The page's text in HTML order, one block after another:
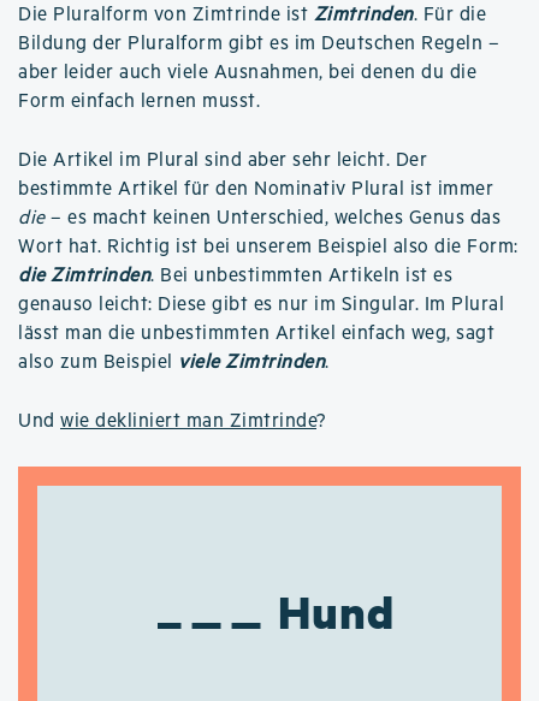
Die Pluralform von Zimtrinde ist Zimtrinden. Für die
Bildung der Pluralform gibt es im Deutschen Regeln –
aber leider auch viele Ausnahmen, bei denen du die
Form einfach lernen musst.
Die Artikel im Plural sind aber sehr leicht. Der
bestimmte Artikel für den Nominativ Plural ist immer
die– es macht keinen Unterschied, welches Genus das
Wort hat. Richtig ist bei unserem Beispiel also die Form:
die Zimtrinden. Bei unbestimmten Artikeln ist es
genauso leicht: Diese gibt es nur im Singular. Im Plural
lässt man die unbestimmten Artikel einfach weg, sagt
also zum Beispiel viele Zimtrinden.
Und wie dekliniert man Zimtrinde?
Hund